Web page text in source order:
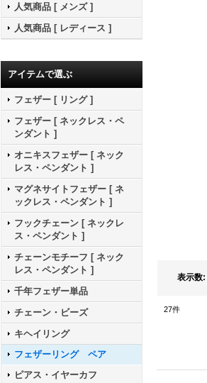
人気商品 [ メンズ ]
人気商品 [ レディース ]
アイテムで選ぶ
フェザー [ リング ]
フェザー [ ネックレス・ペ
ンダント ]
オニキスフェザー [ ネック
レス・ペンダント ]
マグネサイトフェザー [ ネ
ックレス・ペンダント ]
フックチェーン [ ネックレ
ス・ペンダント ]
チェーンモチーフ [ ネック
レス・ペンダント ]
千年フェザー単品
チェーン・ビーズ
キヘイリング
フェザーリング ペア
ピアス・イヤーカフ
表示数:
27件